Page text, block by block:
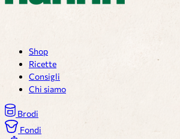
Shop
Ricette
Consigli
Chi siamo
Brodi
Fondi